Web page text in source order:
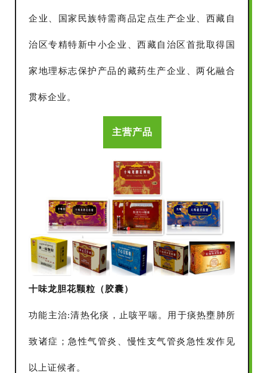
企业、国家民族特需商品定点生产企业、西藏自
治区专精特新中小企业、西藏自治区首批取得国
家地理标志保护产品的藏药生产企业、两化融合
贯标企业。
主营产品
十味龙胆花颗粒（胶囊）
功能主治:清热化痰，止咳平喘。用于痰热壅肺所
致诸症；急性气管炎、慢性支气管炎急性发作见
以上证候者。